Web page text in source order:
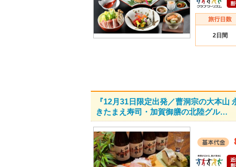
2日間
『12月31日限定出発／曹洞宗の大本山
きたまえ寿司・加賀御膳の北陸グル…